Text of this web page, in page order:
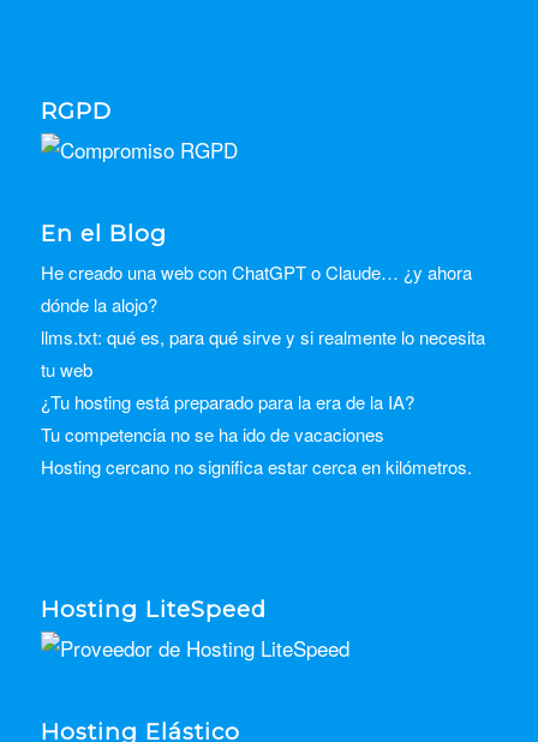
RGPD
En el Blog
He creado una web con ChatGPT o Claude… ¿y ahora
dónde la alojo?
llms.txt: qué es, para qué sirve y si realmente lo necesita
tu web
¿Tu hosting está preparado para la era de la IA?
Tu competencia no se ha ido de vacaciones
Hosting cercano no significa estar cerca en kilómetros.
Hosting LiteSpeed
Hosting Elástico